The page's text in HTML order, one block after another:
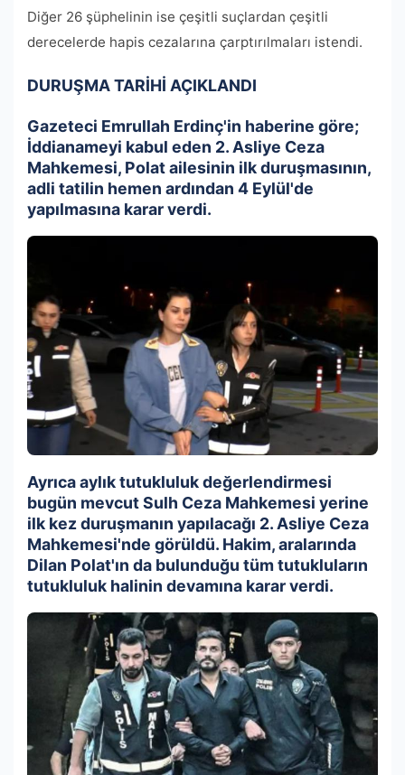
Diğer 26 şüphelinin ise çeşitli suçlardan çeşitli
derecelerde hapis cezalarına çarptırılmaları istendi.
DURUŞMA TARİHİ AÇIKLANDI
Gazeteci Emrullah Erdinç'in haberine göre;
İddianameyi kabul eden 2. Asliye Ceza
Mahkemesi, Polat ailesinin ilk duruşmasının,
adli tatilin hemen ardından 4 Eylül'de
yapılmasına karar verdi.
Ayrıca aylık tutukluluk değerlendirmesi
bugün mevcut Sulh Ceza Mahkemesi yerine
ilk kez duruşmanın yapılacağı 2. Asliye Ceza
Mahkemesi'nde görüldü. Hakim, aralarında
Dilan Polat'ın da bulunduğu tüm tutukluların
tutukluluk halinin devamına karar verdi.